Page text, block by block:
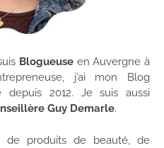
Blogueuse en Auvergne à
j’ai mon Blog
2012. Je suis aussi
Guy Demarle.
de produits de beauté, de